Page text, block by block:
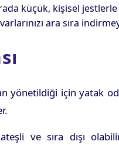
küçük, kişisel jestlerle
ara sıra
yönetildiği için yatak
ve sıra dışı